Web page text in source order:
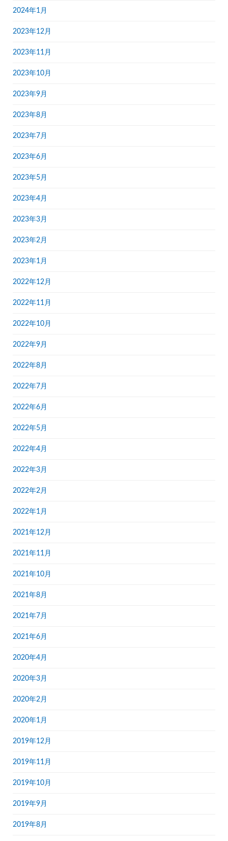
2024年1月
2023年12月
2023年11月
2023年10月
2023年9月
2023年8月
2023年7月
2023年6月
2023年5月
2023年4月
2023年3月
2023年2月
2023年1月
2022年12月
2022年11月
2022年10月
2022年9月
2022年8月
2022年7月
2022年6月
2022年5月
2022年4月
2022年3月
2022年2月
2022年1月
2021年12月
2021年11月
2021年10月
2021年8月
2021年7月
2021年6月
2020年4月
2020年3月
2020年2月
2020年1月
2019年12月
2019年11月
2019年10月
2019年9月
2019年8月